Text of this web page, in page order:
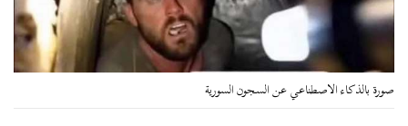
صورة بالذكاء الاصطناعي عن السجون السورية